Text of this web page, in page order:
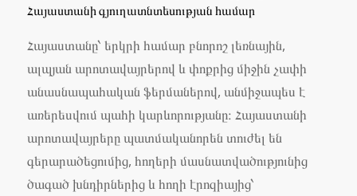
Հայաստանի գյուղատնտեսության համար
Հայաստանը՝ երկրի համար բնորոշ լեռնային,
ալպյան արոտավայրերով և փոքրից միջին չափի
անասնապահական ֆերմաներով, անմիջապես է
առերեսվում պահի կարևորությանը։ Հայաստանի
արոտավայրերը պատմականորեն տուժել են
գերարածեցումից, հողերի մասնատվածությունից
ծագած խնդիրներից և հողի էրոզիայից՝